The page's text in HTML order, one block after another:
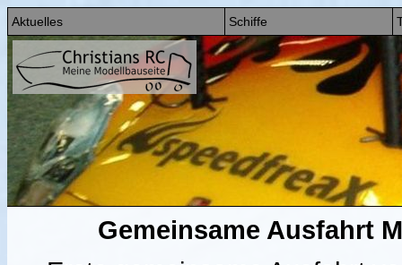
Aktuelles Schiffe
Gemeinsame Ausfahrt